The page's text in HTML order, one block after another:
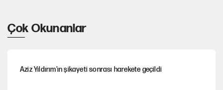
Çok Okunanlar
Aziz Yıldırım’ın şikayeti sonrası harekete geçildi